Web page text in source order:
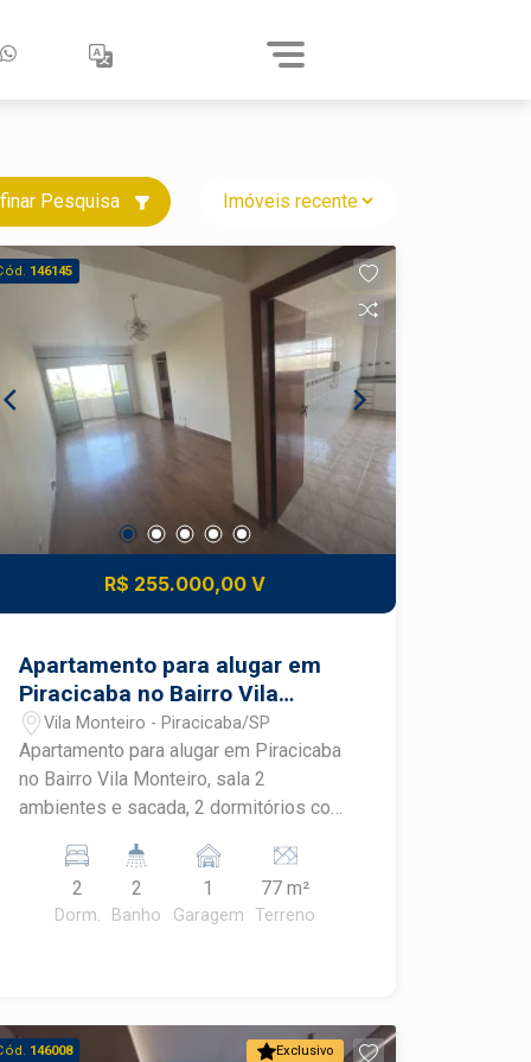
Pesquisa
146145
R$ 255.000,00 V
Apartamento para alugar em
Piracicaba no Bairro Vila
Monteiro
Vila Monteiro - Piracicaba/SP
Apartamento para alugar em Piracicaba
no Bairro Vila Monteiro, sala 2
ambientes e sacada, 2 dormitórios com
com gabinete e box vidro temperado,
cozinha com armários, lavanderia com
armário e banheiro de serviço, O
portaria 24 horas.
2
Dorm.
2
Banho
1
Garagem
77 m²
Terreno
Exclusivo
146008